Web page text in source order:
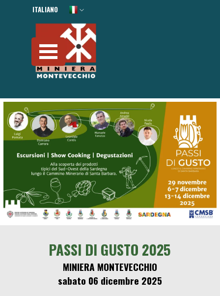
ITALIANO
ENGLISH
Salta menù
PASSI DI GUSTO 2025
MINIERA MONTEVECCHIO
sabato 06 dicembre 2025